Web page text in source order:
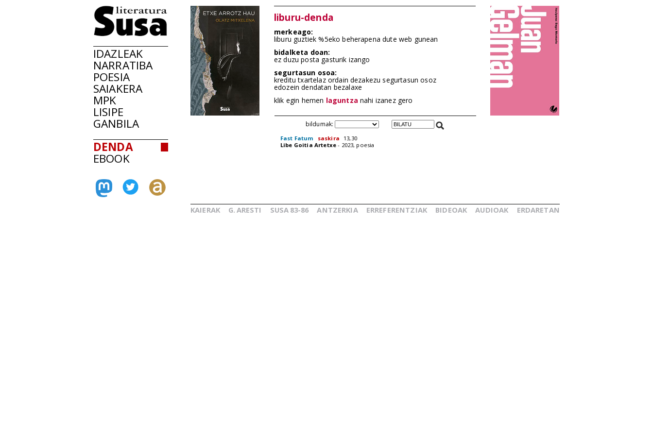
IDAZLEAK
NARRATIBA
POESIA
SAIAKERA
MPK
LISIPE
GANBILA
DENDA
EBOOK
liburu-denda
merkeago:
liburu guztiek %5eko beherapena dute web gunean
bidalketa doan:
ez duzu posta gasturik izango
segurtasun osoa:
kreditu txartelaz ordain dezakezu segurtasun osoz
edozein dendatan bezalaxe
klik egin hemen laguntza nahi izanez gero
bildumak:
Fast Fatum saskira
13,30
Libe Goitia Artetxe - 2023, poesia
KAIERAK G. ARESTI SUSA 83-86 ANTZERKIA ERREFERENTZIAK BIDEOAK AUDIOAK ERDARETAN